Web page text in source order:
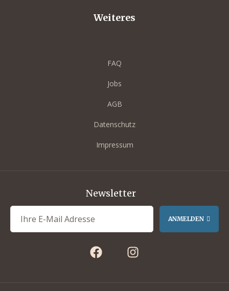
Weiteres
FAQ
Jobs
AGB
Datenschutz
Impressum
Newsletter
ANMELDEN